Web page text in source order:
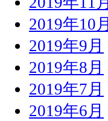
2019年10月
2019年9月
2019年8月
2019年7月
2019年6月